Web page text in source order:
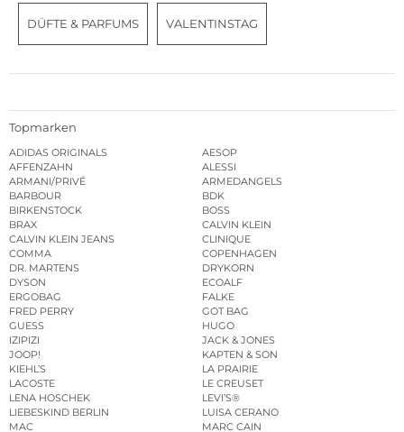
DÜFTE & PARFUMS VALENTINSTAG
Topmarken
ADIDAS ORIGINALS
AESOP
AFFENZAHN
ALESSI
ARMANI/PRIVÉ
ARMEDANGELS
BARBOUR
BDK
BIRKENSTOCK
BOSS
BRAX
CALVIN KLEIN
CALVIN KLEIN JEANS
CLINIQUE
COMMA
COPENHAGEN
DR. MARTENS
DRYKORN
DYSON
ECOALF
ERGOBAG
FALKE
FRED PERRY
GOT BAG
GUESS
HUGO
IZIPIZI
JACK & JONES
JOOP!
KAPTEN & SON
KIEHL’S
LA PRAIRIE
LACOSTE
LE CREUSET
LENA HOSCHEK
LEVI’S®
LIEBESKIND BERLIN
LUISA CERANO
MAC
MARC CAIN